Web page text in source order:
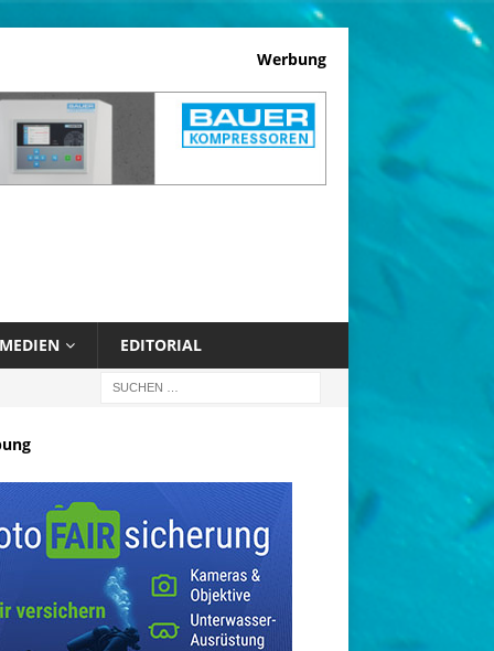
Werbung
MEDIEN EDITORIAL